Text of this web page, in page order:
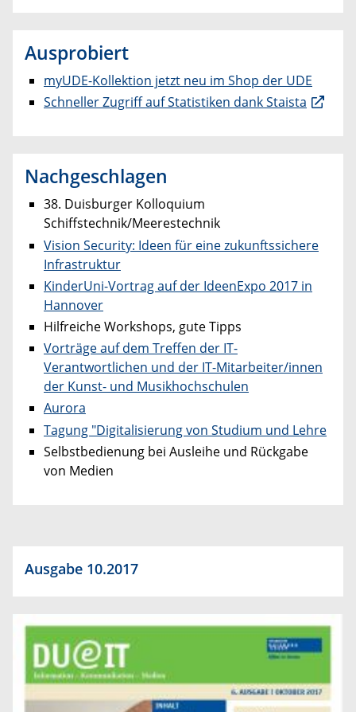
Ausprobiert
myUDE-Kollektion jetzt neu im Shop der UDE
Schneller Zugriff auf Statistiken dank Staista
Nachgeschlagen
38. Duisburger Kolloquium
Schiffstechnik/Meerestechnik
Vision Security: Ideen für eine zukunftssichere
Infrastruktur
KinderUni-Vortrag auf der IdeenExpo 2017 in
Hannover
Hilfreiche Workshops, gute Tipps
Vorträge auf dem Treffen der IT-
Verantwortlichen und der IT-Mitarbeiter/innen
der Kunst- und Musikhochschulen
Aurora
Tagung "Digitalisierung von Studium und Lehre
Selbstbedienung bei Ausleihe und Rückgabe
von Medien
Ausgabe 10.2017